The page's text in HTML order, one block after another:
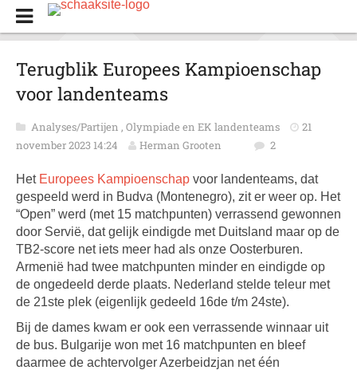
Terugblik Europees Kampioenschap
voor landenteams
Analyses/Partijen , Olympiade en EK landenteams
21
november 2023 14:24
Herman Grooten 2
Het Europees Kampioenschap voor landenteams, dat
gespeeld werd in Budva (Montenegro), zit er weer op. Het
“Open” werd (met 15 matchpunten) verrassend gewonnen
door Servië, dat gelijk eindigde met Duitsland maar op de
TB2-score net iets meer had als onze Oosterburen.
Armenië had twee matchpunten minder en eindigde op
de ongedeeld derde plaats. Nederland stelde teleur met
de 21ste plek (eigenlijk gedeeld 16de t/m 24ste).
Bij de dames kwam er ook een verrassende winnaar uit
de bus. Bulgarije won met 16 matchpunten en bleef
daarmee de achtervolger Azerbeidzjan net één